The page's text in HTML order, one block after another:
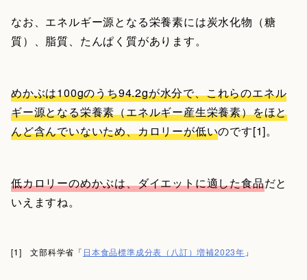
なお、エネルギー源となる栄養素には炭水化物（糖
質）、脂質、たんぱく質があります。
めかぶは100gのうち94.2gが水分で、これらのエネル
ギー源となる栄養素（エネルギー産生栄養素）をほと
んど含んでいないため、カロリーが低いのです[1]。
低カロリーのめかぶは、ダイエットに適した食品だと
いえますね。
[1] 文部科学省「 日本食品標準成分表（八訂）増補2023年 」